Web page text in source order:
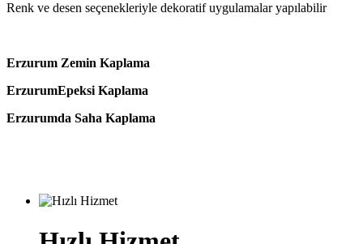
Renk ve desen seçenekleriyle dekoratif uygulamalar yapılabilir
Erzurum Zemin Kaplama
ErzurumEpeksi Kaplama
Erzurumda Saha Kaplama